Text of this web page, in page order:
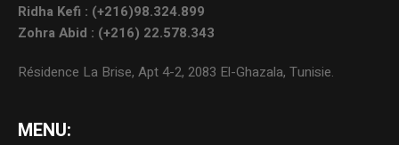
Ridha Kefi : (+216)98.324.899
Zohra Abid : (+216) 22.578.343
Résidence La Brise, Apt 4-2, 2083 El-Ghazala, Tunisie.
MENU: